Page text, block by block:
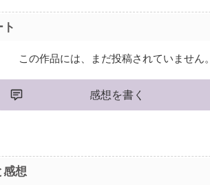
この作品には、まだ投稿されていません。
感想を書く
感想